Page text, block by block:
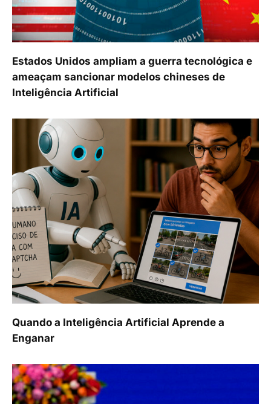
Estados Unidos ampliam a guerra tecnológica e
ameaçam sancionar modelos chineses de
Inteligência Artificial
Quando a Inteligência Artificial Aprende a
Enganar